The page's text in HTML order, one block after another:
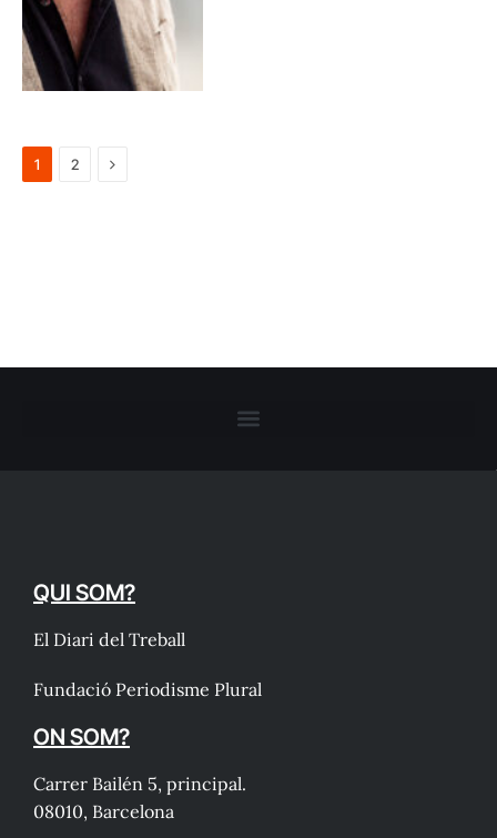
1 2 Next
QUI SOM?
El Diari del Treball
Fundació Periodisme Plural
ON SOM?
Carrer Bailén 5, principal.
08010, Barcelona